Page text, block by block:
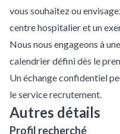
vous souhaitez ou
centre hospitalier et un
Nous nous engageons à
calendrier défini dès le
Un échange confidentiel
le service recrutement.
Autres détails
Profil recherché